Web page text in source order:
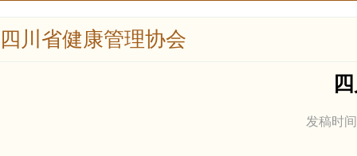
四川省健康管理协会
发稿时